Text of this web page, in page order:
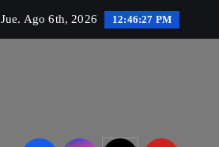
Jue. Ago 6th, 2026 12:46:28 PM